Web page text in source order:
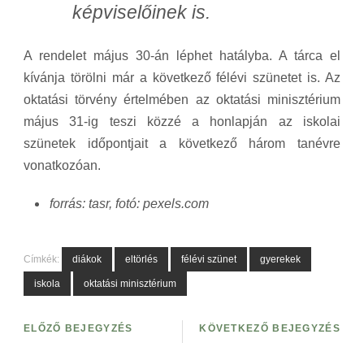
képviselőinek is.
A rendelet május 30-án léphet hatályba. A tárca el
kívánja törölni már a következő félévi szünetet is. Az
oktatási törvény értelmében az oktatási minisztérium
május 31-ig teszi közzé a honlapján az iskolai
szünetek időpontjait a következő három tanévre
vonatkozóan.
forrás: tasr, fotó: pexels.com
Címkék: diákok eltörlés félévi szünet gyerekek
iskola oktatási minisztérium
ELŐZŐ BEJEGYZÉS KÖVETKEZŐ BEJEGYZÉS